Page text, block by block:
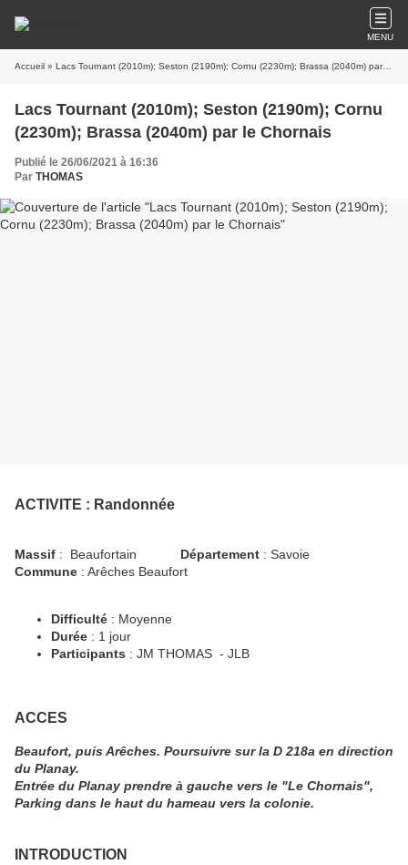
MENU
Accueil » Lacs Tournant (2010m); Seston (2190m); Cornu (2230m); Brassa (2040m) par le Chornais
Lacs Tournant (2010m); Seston (2190m); Cornu
(2230m); Brassa (2040m) par le Chornais
Publié le 26/06/2021 à 16:36
Par THOMAS
ACTIVITE : Randonnée
Massif : Beaufortain Département : Savoie
Commune : Arêches Beaufort
Difficulté : Moyenne
Durée : 1 jour
Participants : JM THOMAS - JLB
ACCES
Beaufort, puis Arêches. Poursuivre sur la D 218a en direction
du Planay.
Entrée du Planay prendre à gauche vers le "Le Chornais",
Parking dans le haut du hameau vers la colonie.
INTRODUCTION